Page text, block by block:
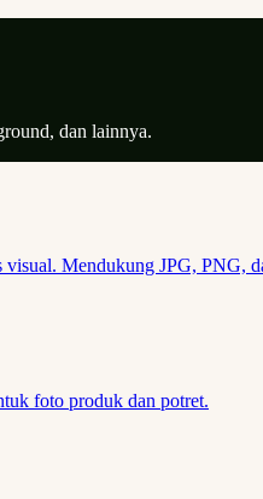
dan lainnya.
Mendukung JPG, PNG,
foto produk dan potret.